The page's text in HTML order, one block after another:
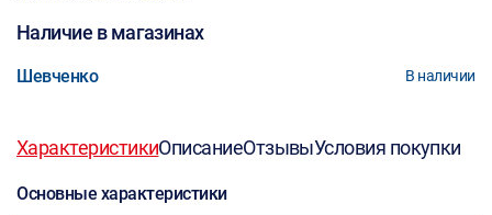
Наличие в магазинах
Шевченко В наличии
ХарактеристикиОписаниеОтзывыУсловия покупки
Основные характеристики